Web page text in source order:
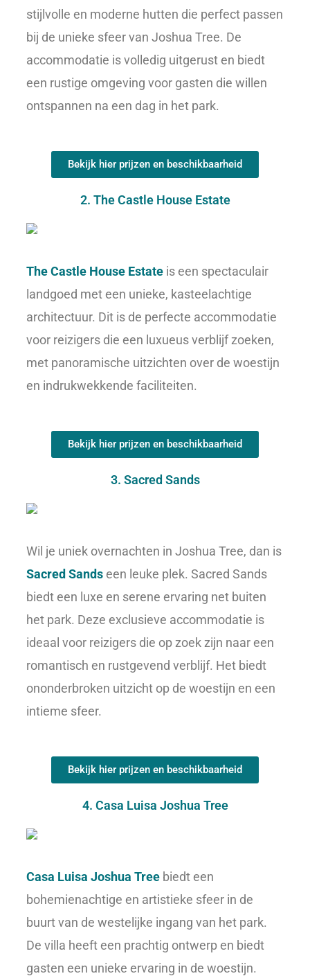
stijlvolle en moderne hutten die perfect passen
bij de unieke sfeer van Joshua Tree. De
accommodatie is volledig uitgerust en biedt
een rustige omgeving voor gasten die willen
ontspannen na een dag in het park.
Bekijk hier prijzen en beschikbaarheid
2. The Castle House Estate
The Castle House Estate is een spectaculair
landgoed met een unieke, kasteelachtige
architectuur. Dit is de perfecte accommodatie
voor reizigers die een luxueus verblijf zoeken,
met panoramische uitzichten over de woestijn
en indrukwekkende faciliteiten.
Bekijk hier prijzen en beschikbaarheid
3. Sacred Sands
Wil je uniek overnachten in Joshua Tree, dan is
Sacred Sands een leuke plek. Sacred Sands
biedt een luxe en serene ervaring net buiten
het park. Deze exclusieve accommodatie is
ideaal voor reizigers die op zoek zijn naar een
romantisch en rustgevend verblijf. Het biedt
ononderbroken uitzicht op de woestijn en een
intieme sfeer.
Bekijk hier prijzen en beschikbaarheid
4. Casa Luisa Joshua Tree
Casa Luisa Joshua Tree biedt een
bohemienachtige en artistieke sfeer in de
buurt van de westelijke ingang van het park.
De villa heeft een prachtig ontwerp en biedt
gasten een unieke ervaring in de woestijn.